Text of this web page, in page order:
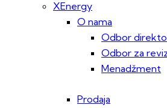
XEnergy
O nama
Odbor
Odbor za
Menadžment
Prodaja